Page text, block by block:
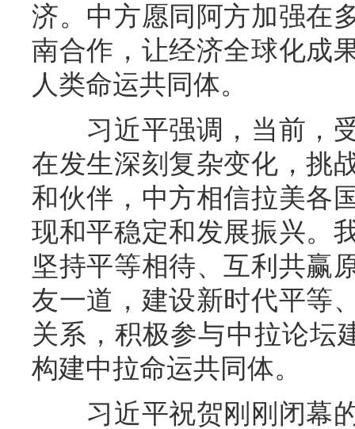
济。中方愿同阿方加强在
南合作，让经济全球化成
人类命运共同体。
习近平强调，当前，受
在发生深刻复杂变化，挑
和伙伴，中方相信拉美各
现和平稳定和发展振兴。
坚持平等相待、互利共赢
友一道，建设新时代平等
关系，积极参与中拉论坛
构建中拉命运共同体。
习近平祝贺刚刚闭幕的